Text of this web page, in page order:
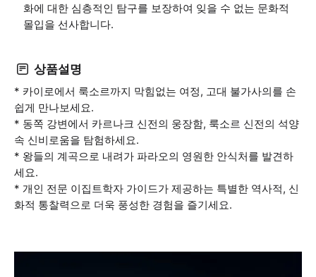
화에 대한 심층적인 탐구를 보장하여 잊을 수 없는 문화적
몰입을 선사합니다.
상품설명
* 카이로에서 룩소르까지 막힘없는 여정, 고대 불가사의를 손
쉽게 만나보세요.
* 동쪽 강변에서 카르나크 신전의 웅장함, 룩소르 신전의 석양
속 신비로움을 탐험하세요.
* 왕들의 계곡으로 내려가 파라오의 영원한 안식처를 발견하
세요.
* 개인 전문 이집트학자 가이드가 제공하는 특별한 역사적, 신
화적 통찰력으로 더욱 풍성한 경험을 즐기세요.